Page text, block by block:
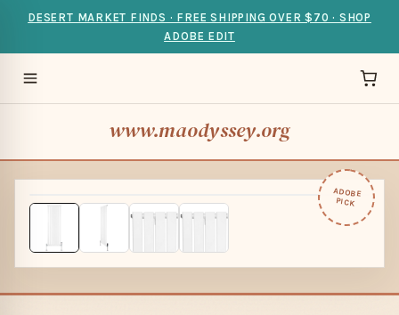
DESERT MARKET FINDS · FREE SHIPPING OVER $70 · SHOP
ADOBE EDIT
www.maodyssey.org
ADOBE
PICK